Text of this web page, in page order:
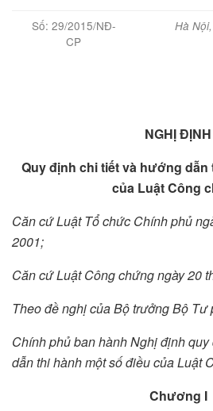
Số: 29/2015/NĐ-
CP
Hà
NGHỊ ĐỊNH
Quy định chi tiết và hướng dẫn
của Luật Công
Căn cứ Luật Tổ chức Chính phủ
2001;
Căn cứ Luật Công chứng ngày 20
Theo đề nghị của Bộ trưởng Bộ Tư
Chính phủ ban hành Nghị định
dẫn thi hành một số điều của Luật
Chương I